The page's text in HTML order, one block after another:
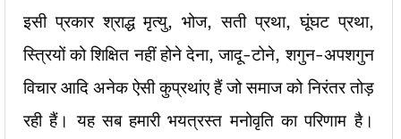
इसी प्रकार श्राद्ध मृत्यु, भोज, सती प्रथा, घूंघट प्रथा,
स्त्रियों को शिक्षित नहीं होने देना, जादू-टोने, शगुन-अपशगुन
विचार आदि अनेक ऐसी कुप्रथांए हैं जो समाज को निरंतर तोड़
रही हैं। यह सब हमारी भयत्रस्त मनोवृति का परिणाम है।